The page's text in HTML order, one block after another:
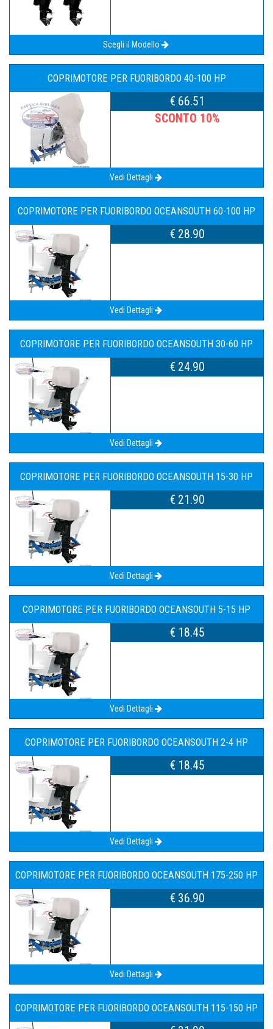
Scegli il Modello
COPRIMOTORE PER FUORIBORDO 40-100 HP
€ 66.51
Vedi Dettagli
SCONTO 10%
COPRIMOTORE PER FUORIBORDO OCEANSOUTH 60-100 HP
€ 28.90
Vedi Dettagli
COPRIMOTORE PER FUORIBORDO OCEANSOUTH 30-60 HP
€ 24.90
Vedi Dettagli
COPRIMOTORE PER FUORIBORDO OCEANSOUTH 15-30 HP
€ 21.90
Vedi Dettagli
COPRIMOTORE PER FUORIBORDO OCEANSOUTH 5-15 HP
€ 18.45
Vedi Dettagli
COPRIMOTORE PER FUORIBORDO OCEANSOUTH 2-4 HP
€ 18.45
Vedi Dettagli
COPRIMOTORE PER FUORIBORDO OCEANSOUTH 175-250 HP
€ 36.90
Vedi Dettagli
COPRIMOTORE PER FUORIBORDO OCEANSOUTH 115-150 HP